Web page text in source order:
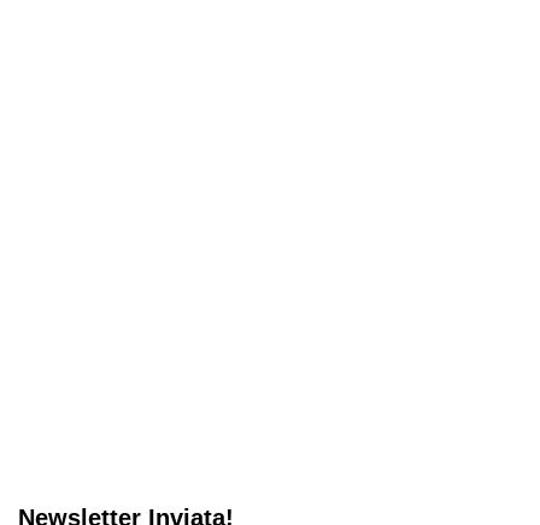
Newsletter Inviata!